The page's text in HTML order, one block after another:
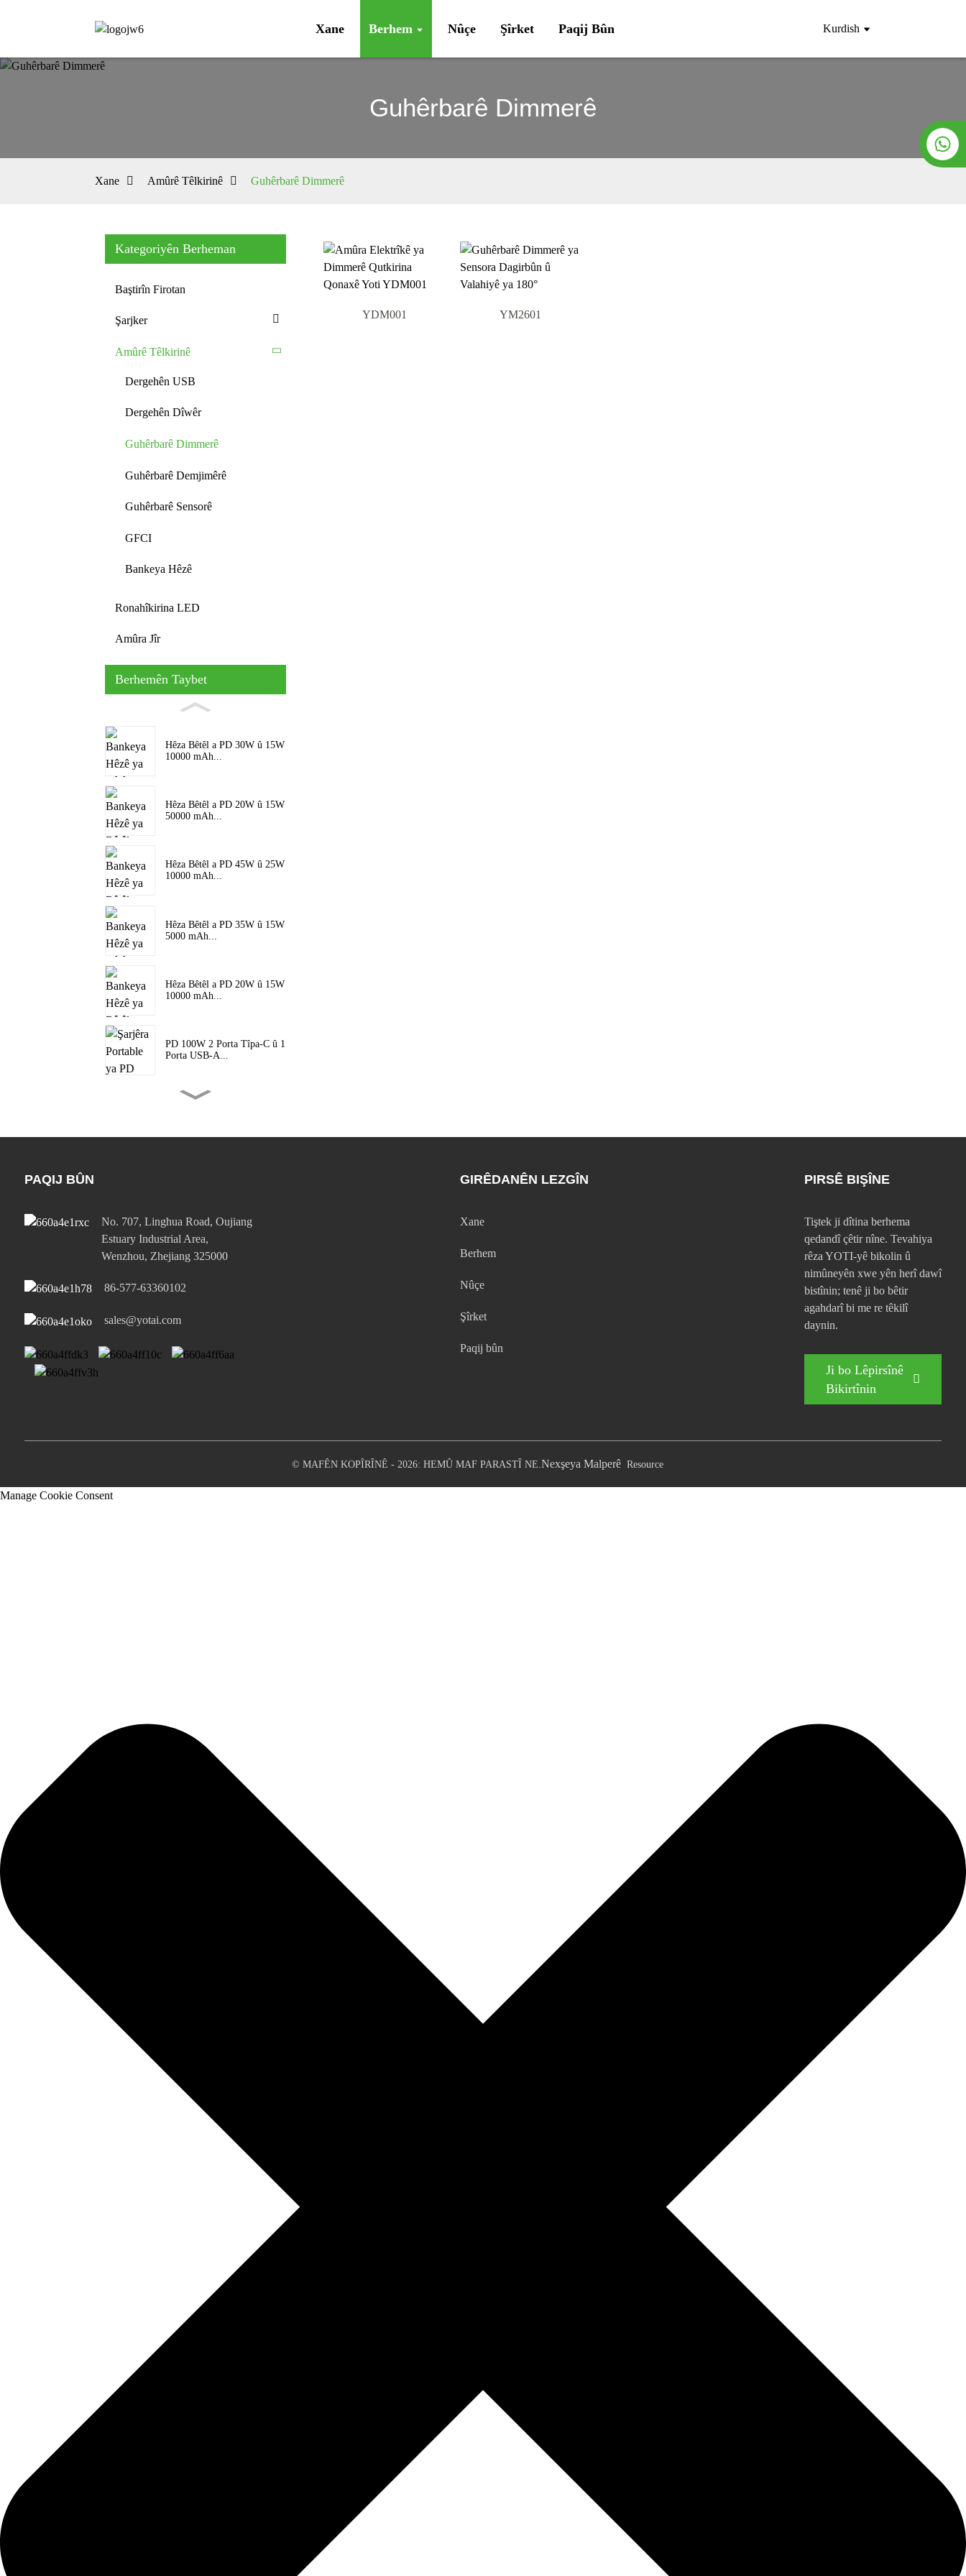
Xane Berhem Nûçe Şîrket Paqij Bûn Kurdish
Guhêrbarê Dimmerê
Xane Amûrê Têlkirinê Guhêrbarê Dimmerê
Kategoriyên Berheman
Baştirîn Firotan
Şarjker
Amûrê Têlkirinê
Dergehên USB
Dergehên Dîwêr
Guhêrbarê Dimmerê
Guhêrbarê Demjimêrê
Guhêrbarê Sensorê
GFCI
Bankeya Hêzê
Ronahîkirina LED
Amûra Jîr
Berhemên Taybet
Hêza Bêtêl a PD 30W û 15W
10000 mAh...
Hêza Bêtêl a PD 20W û 15W
50000 mAh...
Hêza Bêtêl a PD 45W û 25W
10000 mAh...
Hêza Bêtêl a PD 35W û 15W
5000 mAh...
Hêza Bêtêl a PD 20W û 15W
10000 mAh...
PD 100W 2 Porta Tîpa-C û 1
Porta USB-A...
65W Tekane Type-C û
Tekane USB-A Po...
PD 20W 1 Porta Tîpa-C û 1
Porta USB-A...
YDM001 YM2601
PAQIJ BÛN
No. 707, Linghua Road, Oujiang
Estuary Industrial Area,
Wenzhou, Zhejiang 325000
86-577-63360102
sales@yotai.com
GIRÊDANÊN LEZGÎN
Xane
Berhem
Nûçe
Şîrket
Paqij bûn
PIRSÊ BIŞÎNE
Tiştek ji dîtina berhema
qedandî çêtir nîne. Tevahiya
rêza YOTI-yê bikolin û
nimûneyên xwe yên herî dawî
bistînin; tenê ji bo bêtir
agahdarî bi me re têkilî
daynin.
Ji bo Lêpirsînê
Bikirtînin
© MAFÊN KOPÎRÎNÊ - 2026: HEMÛ MAF PARASTÎ NE. Nexşeya Malperê Resource
Manage Cookie Consent